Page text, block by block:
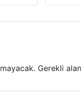
Gerekli